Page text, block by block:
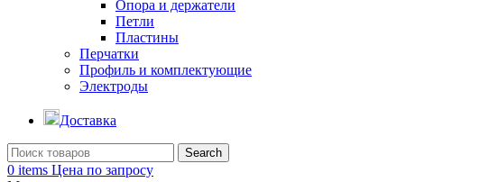
Опора и держатели
Петли
Пластины
Перчатки
Профиль и комплектующие
Электроды
Доставка
Search
0 items Цена по запросу